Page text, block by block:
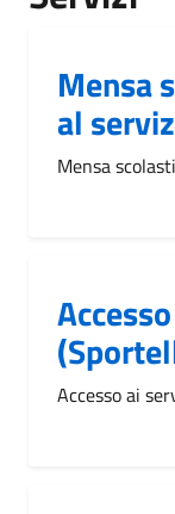
Mensa
al
Mensa
Accesso ai